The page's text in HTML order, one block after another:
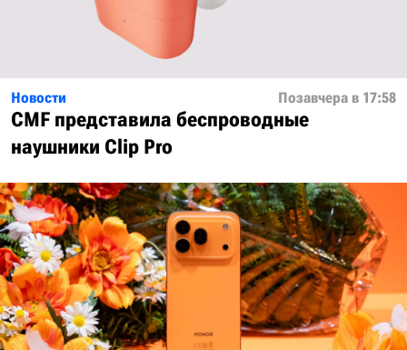
Новости Позавчера в 17:58
CMF представила беспроводные
наушники Clip Pro